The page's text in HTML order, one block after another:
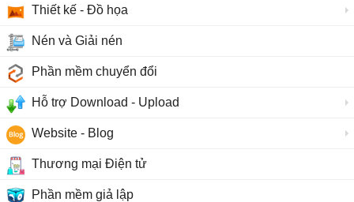
Thiết kế - Đồ họa
Nén và Giải nén
Phần mềm chuyển đổi
Hỗ trợ Download - Upload
Website - Blog
Thương mại Điện tử
Phần mềm giả lập